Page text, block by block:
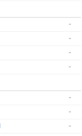
-
-
-
-
-
-
-